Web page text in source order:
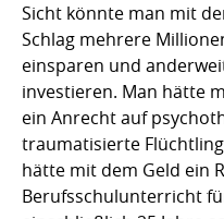
Sicht könnte man mit
Schlag mehrere
einsparen und
investieren. Man hätte
ein Anrecht auf
traumatisierte
hätte mit dem Geld ein
Berufsschulunterricht